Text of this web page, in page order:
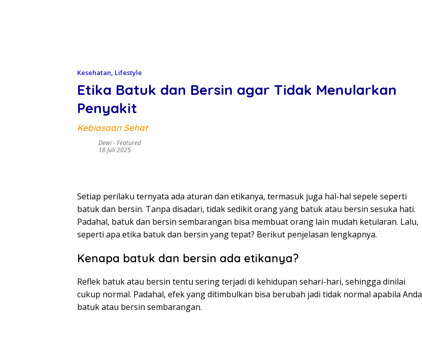
Kesehatan Lifestyle
Etika Batuk dan Bersin agar Tidak Menularkan
Penyakit
Kebiasaan Sehat
Dewi-Featured
18 Juli 2025
Setiap perilaku ternyata ada aturan dan etikanya, termasuk juga hal-hal sepele seperti
batuk dan bersin. Tanpa disadari, tidak sedikit orang yang batuk atau bersin sesuka hati.
Padahal, batuk dan bersin sembarangan bisa membuat orang lain mudah ketularan. Lalu,
seperti apa etika batuk dan bersin yang tepat? Berikut penjelasan lengkapnya.
Kenapa batuk dan bersin ada etikanya?
Reflek batuk atau bersin tentu sering terjadi di kehidupan sehari-hari, sehingga dinilai
cukup normal. Padahal, efek yang ditimbulkan bisa berubah jadi tidak normal apabila Anda
batuk atau bersin sembarangan.